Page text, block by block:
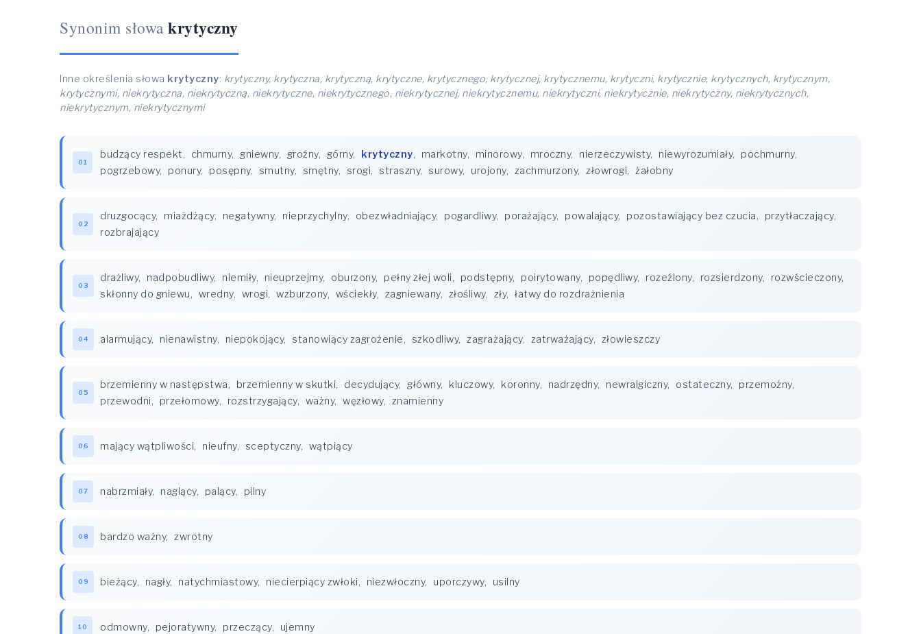
Synonim słowa krytyczny
Inne określenia słowa krytyczny: krytyczny, krytyczna, krytyczną, krytyczne, krytycznego, krytycznej, krytycznemu, krytyczni, krytycznie, krytycznych, krytycznym,
krytycznymi, niekrytyczna, niekrytyczną, niekrytyczne, niekrytycznego, niekrytycznej, niekrytycznemu, niekrytyczni, niekrytycznie, niekrytyczny, niekrytycznych,
niekrytycznym, niekrytycznymi
01
budzący respekt, chmurny, gniewny, groźny, górny, krytyczny, markotny, minorowy, mroczny, nierzeczywisty, niewyrozumiały, pochmurny,
pogrzebowy, ponury, posępny, smutny, smętny, srogi, straszny, surowy, urojony, zachmurzony, złowrogi, żałobny
02
druzgocący, miażdżący, negatywny, nieprzychylny, obezwładniający, pogardliwy, porażający, powalający, pozostawiający bez czucia, przytłaczający,
rozbrajający
03
drażliwy, nadpobudliwy, niemiły, nieuprzejmy, oburzony, pełny złej woli, podstępny, poirytowany, popędliwy, rozeźlony, rozsierdzony, rozwścieczony,
skłonny do gniewu, wredny, wrogi, wzburzony, wściekły, zagniewany, złośliwy, zły, łatwy do rozdrażnienia
04 alarmujący, nienawistny, niepokojący, stanowiący zagrożenie, szkodliwy, zagrażający, zatrważający, złowieszczy
05
brzemienny w następstwa, brzemienny w skutki, decydujący, główny, kluczowy, koronny, nadrzędny, newralgiczny, ostateczny, przemożny,
przewodni, przełomowy, rozstrzygający, ważny, węzłowy, znamienny
06 mający wątpliwości, nieufny, sceptyczny, wątpiący
07 nabrzmiały, naglący, palący, pilny
08 bardzo ważny, zwrotny
09 bieżący, nagły, natychmiastowy, niecierpiący zwłoki, niezwłoczny, uporczywy, usilny
10 odmowny, pejoratywny, przeczący, ujemny